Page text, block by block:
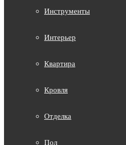
Инструменты
Интерьер
Квартира
Кровля
Отделка
Пол